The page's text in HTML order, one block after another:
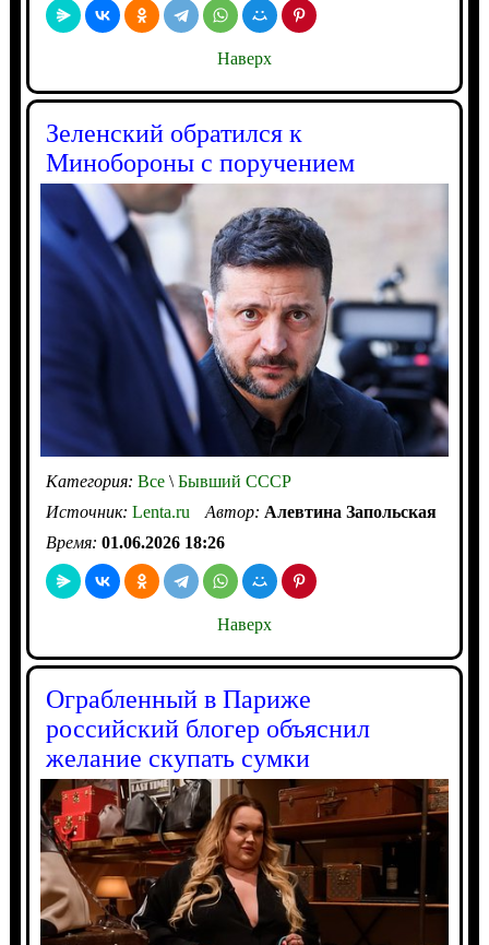
Наверх
Зеленский обратился к
Минобороны с поручением
Категория: Все\Бывший СССР
Источник: Lenta.ru Автор: Алевтина Запольская
Время: 01.06.2026 18:26
Наверх
Ограбленный в Париже
российский блогер объяснил
желание скупать сумки